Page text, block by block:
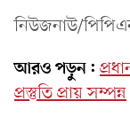
নিউজনাউ/
আরও পড়ুন:
প্রস্তুতি প্রায় সম্পন্ন